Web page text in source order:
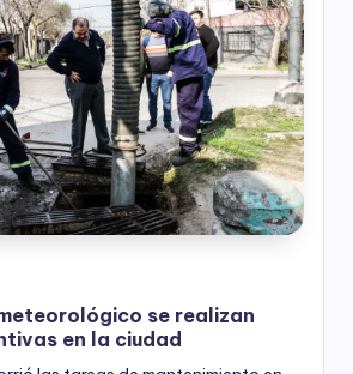
se realizan
en la ciudad